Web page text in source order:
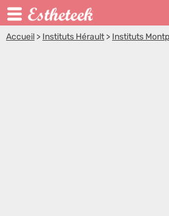
Accueil > Instituts Hérault> Instituts